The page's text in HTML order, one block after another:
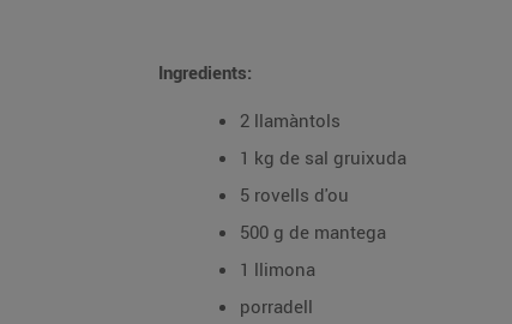
Ingredients:
2 llamàntols
1 kg de sal gruixuda
5 rovells d'ou
500 g de mantega
1 llimona
porradell